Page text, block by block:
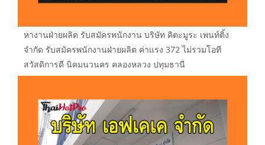
หางานฝ่ายผลิต รับสมัครพนักงาน บริษัท คิตะมูระ เพนท์ติ้ง
จำกัด รับสมัครพนักงานฝ่ายผลิต ค่าแรง 372 ไม่รวมโอที
สวัสดิการดี นิคมนวนคร คลองหลวง ปทุมธานี